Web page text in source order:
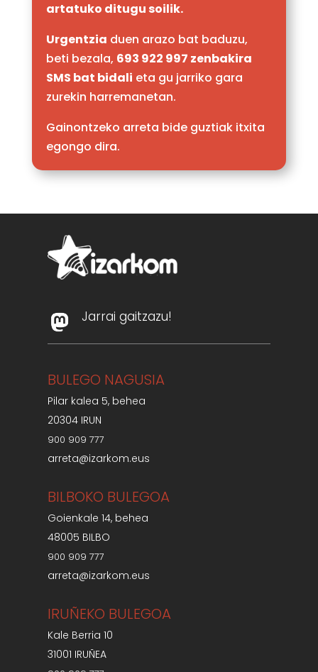
artatuko ditugu soilik.
Urgentzia duen arazo bat baduzu,
beti bezala, 693 922 997 zenbakira
SMS bat bidali eta gu jarriko gara
zurekin harremanetan.
Gainontzeko arreta bide guztiak itxita
egongo dira.
Jarrai gaitzazu!
BULEGO NAGUSIA
Pilar kalea 5, behea
20304 IRUN
900 909 777
arreta@izarkom.eus
BILBOKO BULEGOA
Goienkale 14, behea
48005 BILBO
900 909 777
arreta@izarkom.eus
IRUÑEKO BULEGOA
Kale Berria 10
31001 IRUÑEA